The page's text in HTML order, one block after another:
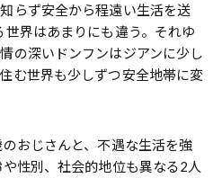
らず安全から程遠い生活を送
世界はあまりにも違う。それゆ
の深いドンフンはジアンに少し
む世界も少しずつ安全地帯に変
おじさんと、不遇な生活を強
性別、社会的地位も異なる2人